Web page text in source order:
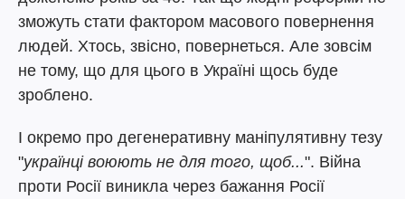
зможуть стати фактором масового повернення
людей. Хтось, звісно, повернеться. Але зовсім
не тому, що для цього в Україні щось буде
зроблено.
І окремо про дегенеративну маніпулятивну тезу
"українці воюють не для того, щоб...". Війна
проти Росії виникла через бажання Росії